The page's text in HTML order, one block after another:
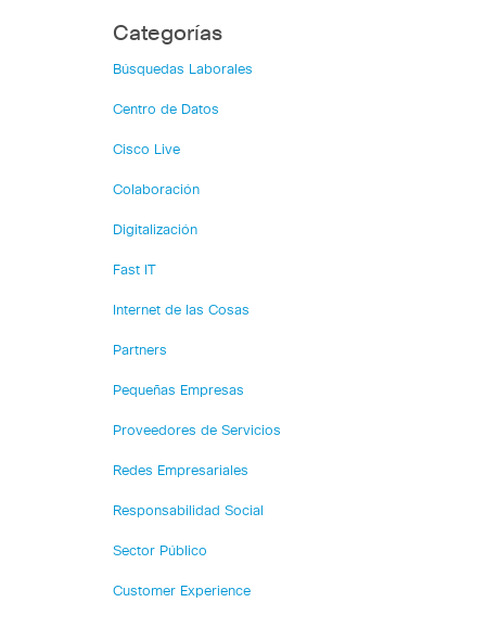
Categorías
Búsquedas Laborales
Centro de Datos
Cisco Live
Colaboración
Digitalización
Fast IT
Internet de las Cosas
Partners
Pequeñas Empresas
Proveedores de Servicios
Redes Empresariales
Responsabilidad Social
Sector Público
Customer Experience